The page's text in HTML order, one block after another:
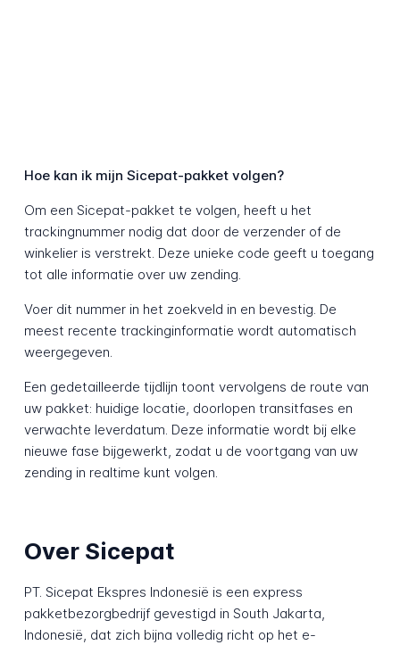
Hoe kan ik mijn Sicepat-pakket volgen?
Om een Sicepat-pakket te volgen, heeft u het
trackingnummer nodig dat door de verzender of de
winkelier is verstrekt. Deze unieke code geeft u toegang
tot alle informatie over uw zending.
Voer dit nummer in het zoekveld in en bevestig. De
meest recente trackinginformatie wordt automatisch
weergegeven.
Een gedetailleerde tijdlijn toont vervolgens de route van
uw pakket: huidige locatie, doorlopen transitfases en
verwachte leverdatum. Deze informatie wordt bij elke
nieuwe fase bijgewerkt, zodat u de voortgang van uw
zending in realtime kunt volgen.
Over Sicepat
PT. Sicepat Ekspres Indonesië is een express
pakketbezorgbedrijf gevestigd in South Jakarta,
Indonesië, dat zich bijna volledig richt op het e-